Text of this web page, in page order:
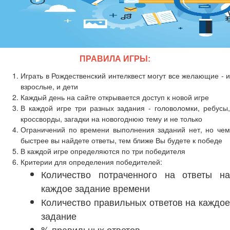
ПРАВИЛА ИГРЫ:
Играть в Рождественский интелквест могут все желающие - и
взрослые, и дети
Каждый день на сайте открывается доступ к новой игре
В каждой игре три разных задания - головоломки, ребусы,
кроссворды, загадки на новогоднюю тему и не только
Ограничений по времени выполнения заданий нет, но чем
быстрее вы найдете ответы, тем ближе Вы будете к победе
В каждой игре определяются по три победителя
Критерии для определения победителей:
Количество потраченного на ответы на
каждое задание времени
Количество правильных ответов на каждое
задание